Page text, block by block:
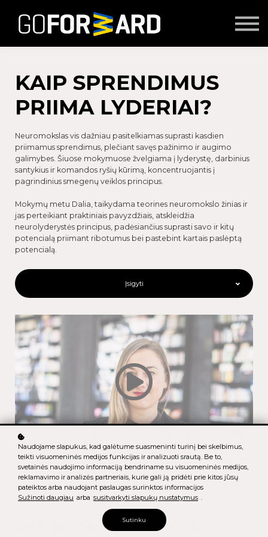
Seminarai
Prisijungti
KAIP SPRENDIMUS
PRIIMA LYDERIAI?
Neuromokslas vis dažniau pasitelkiamas suprasti kasdien
priimamus sprendimus, plečiant savęs pažinimo ir augimo
galimybes. Šiuose mokymuose žvelgiama į lyderystę, darbinius
santykius ir komandos ryšių kūrimą, koncentruojantis į
pagrindinius smegenų veiklos principus.
Mokymų metu Dalia, taikydama teorines neuromokslo žinias ir
jas perteikiant praktiniais pavyzdžiais, atskleidžia
neurolyderystės principus, padėsiančius suprasti savo ir kitų
potencialą priimant ribotumus bei pastebint kartais paslėptą
potencialą.
Įsigyti
APIE DR. DALIĄ BAGDŽIŪNAITĘ
Naudojame slapukus, kad galėtume suasmeninti turinį bei skelbimus,
teikti visuomeninės medijos funkcijas ir analizuoti srautą. Be to,
svetainės naudojimo informaciją bendriname su visuomeninės medijos,
reklamavimo ir analizės partneriais, kurie gali ją pridėti prie kitos jūsų
pateiktos arba naudojant paslaugas surinktos informacijos
Sužinoti daugiau arba susitvarkyti slapukų nustatymus .
Sutinku